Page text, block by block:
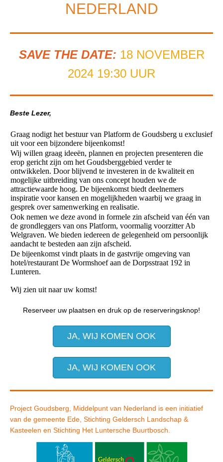
NEDERLAND
SAVE THE DATE: 18 NOVEMBER
2024 19:30 UUR
Beste Lezer,
Graag nodigt het bestuur van Platform de Goudsberg u exclusief
uit voor een bijzondere bijeenkomst!
Wij willen graag ideeën, plannen en projecten presenteren die
erop gericht zijn om het Goudsberggebied verder te
ontwikkelen. Door blijvend te investeren in de kwaliteit en
mogelijke uitbreiding van ons concept houden we de
attractiewaarde hoog. De bijeenkomst biedt deelnemers
inspiratie voor kansen en mogelijkheden waarbij we graag in
gesprek over samenwerking en realisatie.
Ook nemen we deze avond in formele zin afscheid van één van
de grondleggers van ons Platform, voormalig voorzitter Ab
Welgraven. We bieden iedereen de gelegenheid om persoonlijk
aandacht te besteden aan zijn afscheid.
De bijeenkomst vindt plaats in de gastvrije omgeving van
hotel/restaurant De Wormshoef aan de Dorpsstraat 192 in
Lunteren.
Wij zien uit naar uw komst!
Reserveer uw plaatsen en druk op de reserveringsknop!
JA, WIJ KOMEN OOK
JA, WIJ KOMEN OOK
Project Goudsberg, Middelpunt van Nederland is een initiatief
van de gemeente Ede, Stichting Geldersch Landschap &
Kasteelen en Stichting Het Luntersche Buurtbosch.